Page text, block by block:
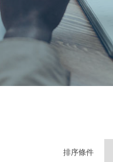
排序條件